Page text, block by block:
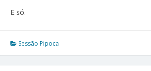
E só.
Sessão Pipoca